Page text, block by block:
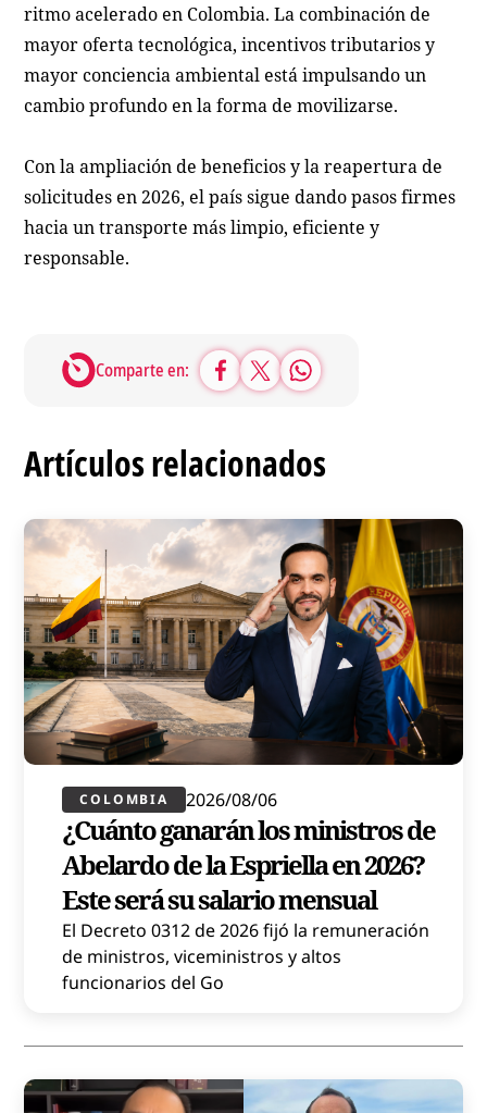
ritmo acelerado en Colombia. La combinación de
mayor oferta tecnológica, incentivos tributarios y
mayor conciencia ambiental está impulsando un
cambio profundo en la forma de movilizarse.
Con la ampliación de beneficios y la reapertura de
solicitudes en 2026, el país sigue dando pasos firmes
hacia un transporte más limpio, eficiente y
responsable.
Comparte en:
Artículos relacionados
COLOMBIA 2026/08/06
¿Cuánto ganarán los ministros de
Abelardo de la Espriella en 2026?
Este será su salario mensual
El Decreto 0312 de 2026 fijó la remuneración
de ministros, viceministros y altos
funcionarios del Go